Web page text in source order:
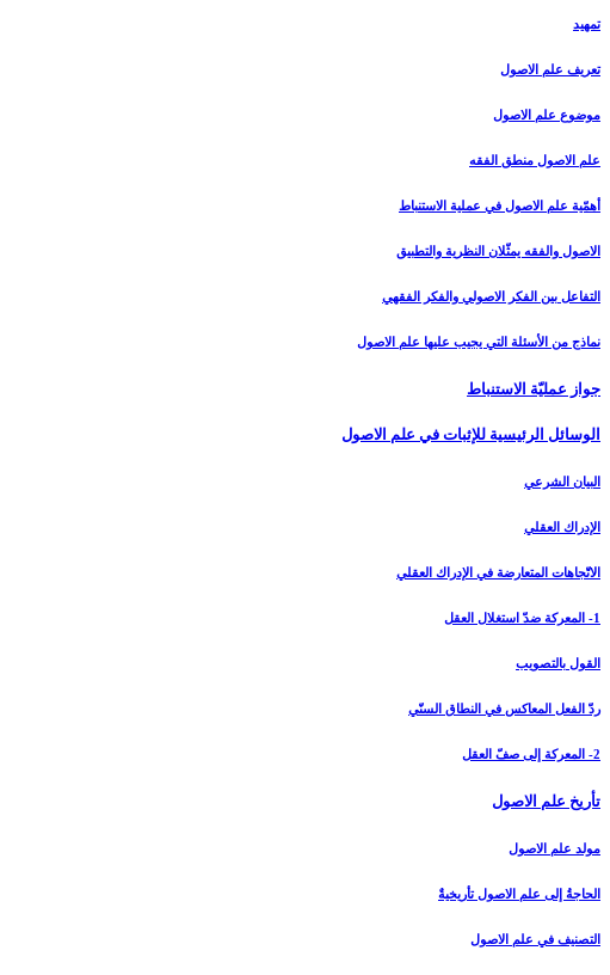
تمهيد
تعريف علم الاصول
موضوع علم الاصول
علم الاصول منطق الفقه
أهمّية علم الاصول في عملية الاستنباط
الاصول والفقه يمثّلان النظرية والتطبيق
التفاعل بين الفكر الاصولي والفكر الفقهي
نماذج من الأسئلة التي يجيب عليها علم الاصول
جواز عمليّة الاستنباط
الوسائل الرئيسية للإثبات في علم الاصول
البيان الشرعي‏
الإدراك العقلي‏
الاتّجاهات المتعارضة في الإدراك العقلي
1- المعركة ضدّ استغلال العقل
القول بالتصويب
ردّ الفعل المعاكس في النطاق السنّي
2- المعركة إلى صفّ العقل
تأريخ علم الاصول‏
مولد علم الاصول
الحاجةُ إلى علم الاصول تأريخيةٌ
التصنيف في علم الاصول